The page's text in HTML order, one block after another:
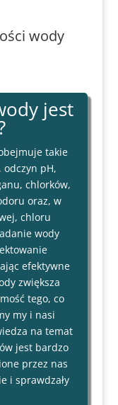
wody
jest
takie
pH,
chlorków,
oraz, w
chloru
wody
efektywne
zwiększa
tego, co
my i nasi
na temat
jest bardzo
przez nas
i sprawdzały